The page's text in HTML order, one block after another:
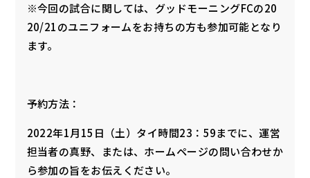
※今回の試合に関しては、グッドモーニングFCの20
20/21のユニフォームをお持ちの方も参加可能となり
ます。
予約方法：
2022年1月15日（土）タイ時間23：59までに、運営
担当者の真野、または、ホームページの問い合わせか
ら参加の旨をお伝えください。